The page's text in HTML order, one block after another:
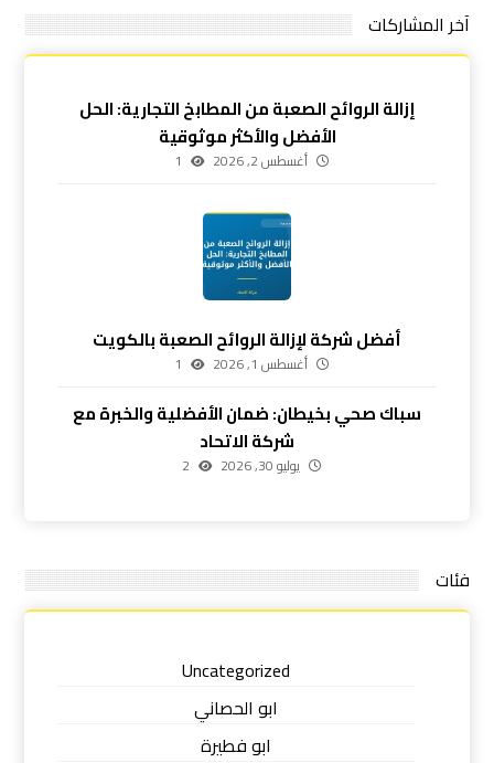
آخر المشاركات
إزالة الروائح الصعبة من المطابخ التجارية: الحل
الأفضل والأكثر موثوقية
أغسطس 2, 2026 1
أفضل شركة لإزالة الروائح الصعبة بالكويت
أغسطس 1, 2026 1
سباك صحي بخيطان: ضمان الأفضلية والخبرة مع
شركة الاتحاد
يوليو 30, 2026 2
فئات
Uncategorized
ابو الحصاني
ابو فطيرة